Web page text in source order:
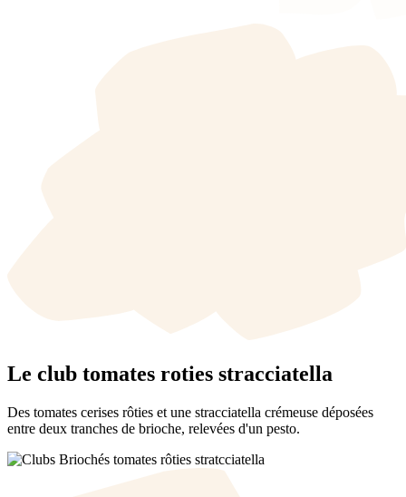
Le club tomates roties stracciatella
Des tomates cerises rôties et une stracciatella crémeuse déposées
entre deux tranches de brioche, relevées d'un pesto.